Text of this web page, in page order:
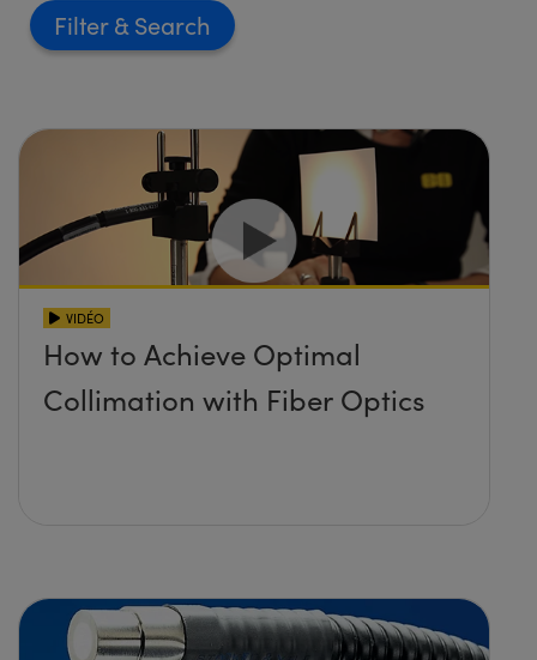
Filter
VIDÉO
How to Achieve Optimal
Collimation with Fiber Optics